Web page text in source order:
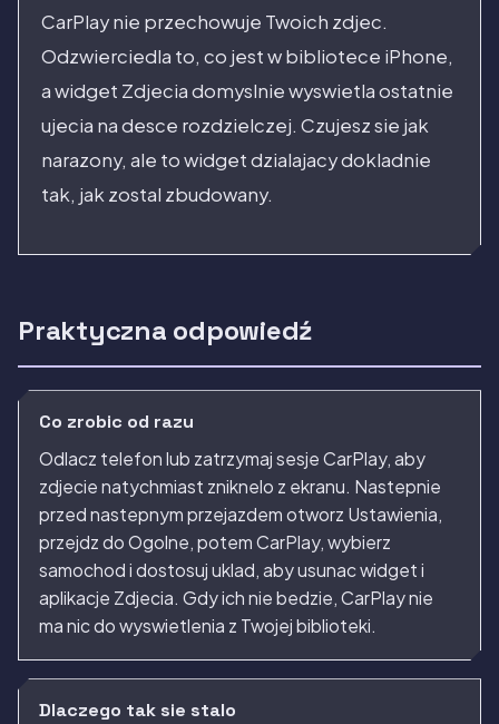
CarPlay nie przechowuje Twoich zdjec.
Odzwierciedla to, co jest w bibliotece iPhone,
a widget Zdjecia domyslnie wyswietla ostatnie
ujecia na desce rozdzielczej. Czujesz sie jak
narazony, ale to widget dzialajacy dokladnie
tak, jak zostal zbudowany.
Praktyczna odpowiedź
Co zrobic od razu
Odlacz telefon lub zatrzymaj sesje CarPlay, aby
zdjecie natychmiast zniknelo z ekranu. Nastepnie
przed nastepnym przejazdem otworz Ustawienia,
przejdz do Ogolne, potem CarPlay, wybierz
samochod i dostosuj uklad, aby usunac widget i
aplikacje Zdjecia. Gdy ich nie bedzie, CarPlay nie
ma nic do wyswietlenia z Twojej biblioteki.
Dlaczego tak sie stalo